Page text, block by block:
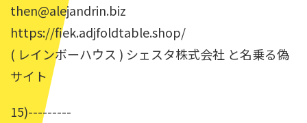
then@alejandrin.biz
https://fiek.adjfoldtable.shop/
( レインボーハウス ) シェスタ株式会社 と名乗る偽
サイト
15)---------